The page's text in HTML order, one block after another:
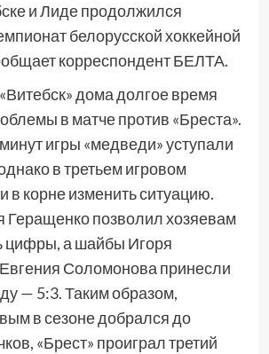
и Лиде продолжился
белорусской хоккейной
корреспондент БЕЛТА.
дома долгое время
в матче против «Бреста».
игры «медведи» уступали
в третьем игровом
в корне изменить ситуацию.
Геращенко позволил хозяевам
цифры, а шайбы Игоря
Соломонова принесли
— 5:3. Таким образом,
в сезоне добрался до
«Брест» проиграл третий